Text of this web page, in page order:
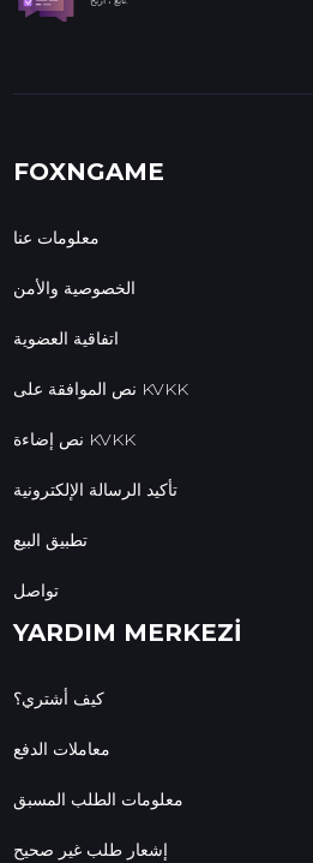
FOXNGAME
معلومات عنا
الخصوصية والأمن
اتفاقية العضوية
نص الموافقة على KVKK
نص إضاءة KVKK
تأكيد الرسالة الإلكترونية
تطبيق البيع
تواصل
YARDIM MERKEZİ
كيف أشتري؟
معاملات الدفع
معلومات الطلب المسبق
إشعار طلب غير صحيح